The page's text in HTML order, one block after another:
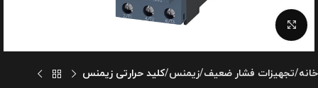
برای بزرگنمایی کلیک کنید
خانه تجهیزات فشار ضعیف زیمنس کلید حرارتی زیمنس